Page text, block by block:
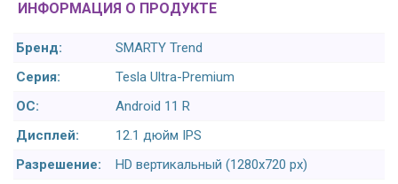
ИНФОРМАЦИЯ О ПРОДУКТЕ
Бренд:
SMARTY Trend
Серия:
Tesla Ultra-Premium
ОС:
Android 11 R
Дисплей:
12.1 дюйм IPS
Разрешение:
HD вертикальный (1280x720 px)